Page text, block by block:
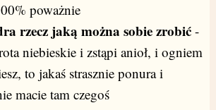
poważnie
rzecz jaką można sobie zrobić-
niebieskie i zstąpi anioł, i ogniem
to jakaś strasznie ponura i
macie tam czegoś